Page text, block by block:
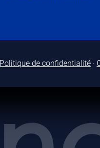
Politique de confidentialité·